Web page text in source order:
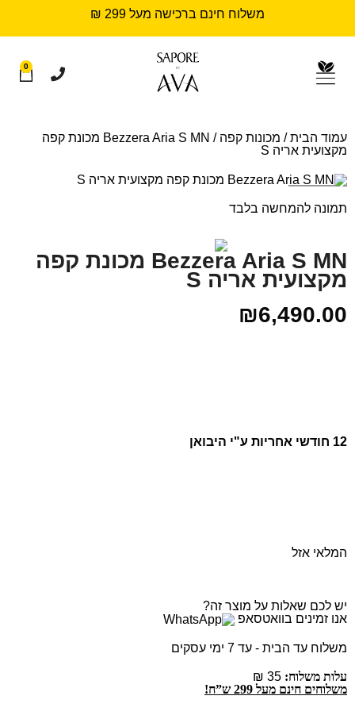
משלוח חינם ברכישה מעל 299 ₪
0
עמוד הבית/ מכונות קפה
/ Bezzera Aria S MN מכונת קפה
מקצועית אריה S
תמונה להמחשה בלבד
Bezzera Aria S MN מכונת קפה
מקצועית אריה S
₪6,490.00
12 חודשי אחריות ע"י היבואן
המלאי אזל
יש לכם שאלות על מוצר זה?
אנו זמינים בוואטסאפ
משלוח עד הבית - עד 7 ימי עסקים
עלות משלוח:
משלוחים חינם מעל 299 ש”ח!